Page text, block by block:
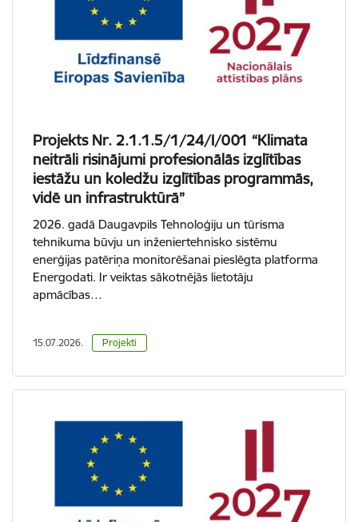
Projekts Nr. 2.1.1.5/1/24/I/001 “Klimata
neitrāli risinājumi profesionālās izglītības
iestāžu un koledžu izglītības programmās,
vidē un infrastruktūrā”
2026. gadā Daugavpils Tehnoloģiju un tūrisma
tehnikuma būvju un inženiertehnisko sistēmu
enerģijas patēriņa monitorēšanai pieslēgta platforma
Energodati. Ir veiktas sākotnējās lietotāju
apmācības…
15.07.2026. Projekti